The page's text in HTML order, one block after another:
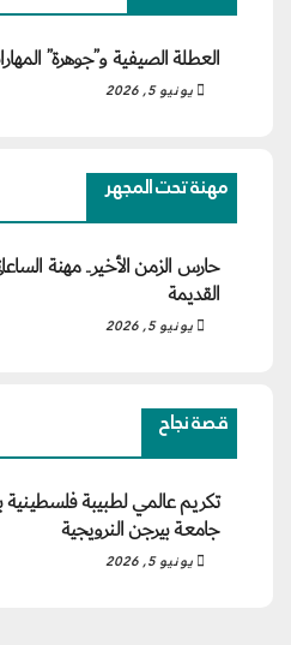
العطلة الصيفية و”جوهرة”
يونيو 5, 2026
مهنة تحت المجهر
حارس الزمن الأخير.. مهنة
القديمة
يونيو 5, 2026
قصة نجاح
تكريم عالمي لطبيبة فلسطينية
جامعة بيرجن النرويجية
يونيو 5, 2026